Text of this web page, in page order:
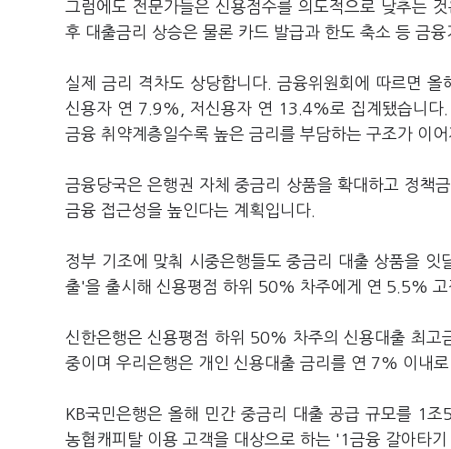
그럼에도 전문가들은 신용점수를 의도적으로 낮추는
후 대출금리 상승은 물론 카드 발급과 한도 축소 등 금
실제 금리 격차도 상당합니다. 금융위원회에 따르면
신용자 연 7.9%, 저신용자 연 13.4%로 집계됐습니다
금융 취약계층일수록 높은 금리를 부담하는 구조가 이
금융당국은 은행권 자체 중금리 상품을 확대하고 정책
금융 접근성을 높인다는 계획입니다.
정부 기조에 맞춰 시중은행들도 중금리 대출 상품을
출'을 출시해 신용평점 하위 50% 차주에게 연 5.5%
신한은행은 신용평점 하위 50% 차주의 신용대출 최
중이며 우리은행은 개인 신용대출 금리를 연 7% 이내
KB국민은행은 올해 민간 중금리 대출 공급 규모를 1
농협캐피탈 이용 고객을 대상으로 하는 '1금융 갈아타